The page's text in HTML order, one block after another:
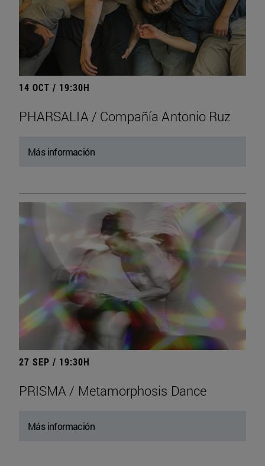
14 OCT / 19:30H
PHARSALIA / Compañía Antonio Ruz
Más información
27 SEP / 19:30H
PRISMA / Metamorphosis Dance
Más información